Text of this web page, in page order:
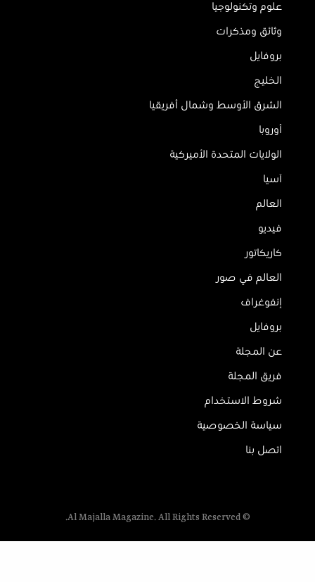
علوم وتكنولوجيا
وثائق ومذكرات
بروفايل
الخليج
الشرق الأوسط وشمال أفريقيا
أوروبا
الولايات المتحدة الأميركية
آسيا
العالم
فيديو
كاريكاتور
العالم في صور
إنفوغراف
بروفايل
عن المجلة
فريق المجلة
شروط الاستخدام
سياسة الخصوصية
اتصل بنا
© Al Majalla Magazine. All Rights Reserved.